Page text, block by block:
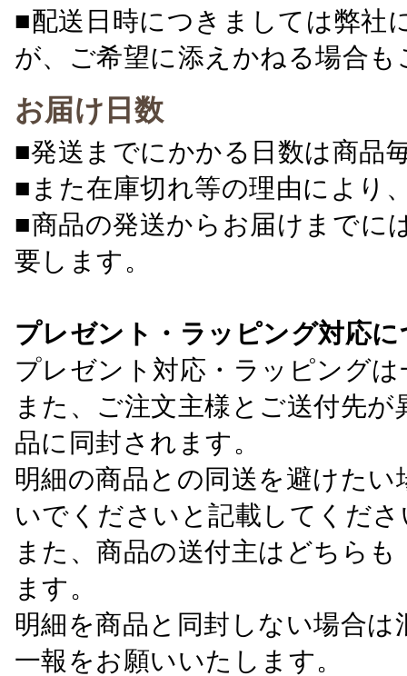
■配送日時につきましては弊社
が、ご希望に添えかねる場合
お届け日数
■発送までにかかる日数は商品
■また在庫切れ等の理由により
■商品の発送からお届けまでに
要します。
プレゼント・ラッピング対応
プレゼント対応・ラッピング
また、ご注文主様とご送付先
品に同封されます。
明細の商品との同送を避けた
いでくださいと記載してくださ
また、商品の送付主はどちら
ます。
明細を商品と同封しない場合
一報をお願いいたします。